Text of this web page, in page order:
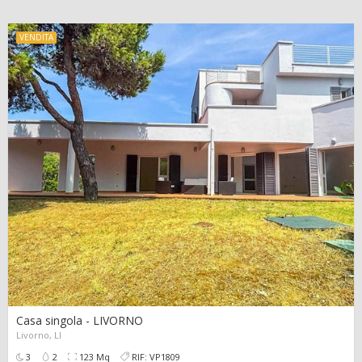
639.000,00 €
VENDITA
Casa singola - LIVORNO
Livorno, LI
3
2 123 Mq RIF: VP1809